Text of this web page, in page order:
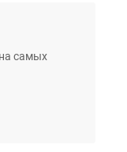
самых